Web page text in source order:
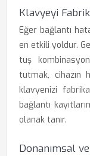
Klavyeyi
Eğer bağlantı
en etkili yoldur.
tuş
tutmak, cihazın
klavyenizi
bağlantı
olanak tanır.
Donanımsal